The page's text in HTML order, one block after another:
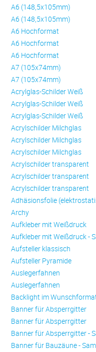
A6 (148,5x105mm)
A6 (148,5x105mm)
A6 Hochformat
A6 Hochformat
A6 Hochformat
A7 (105x74mm)
A7 (105x74mm)
Acrylglas-Schilder Weiß
Acrylglas-Schilder Weiß
Acrylglas-Schilder Weiß
Acrylschilder Milchglas
Acrylschilder Milchglas
Acrylschilder Milchglas
Acrylschilder transparent
Acrylschilder transparent
Acrylschilder transparent
Adhäsionsfolie
Archy
Aufkleber mit Weißdruck
Aufkleber mit Weißdruck -
Aufsteller klassisch
Aufsteller Pyramide
Auslegerfahnen
Auslegerfahnen
Backlight im
Banner für Absperrgitter
Banner für Absperrgitter
Banner für Absperrgitter -
Banner für Bauzäune -